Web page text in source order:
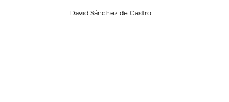
David Sánchez de Castro